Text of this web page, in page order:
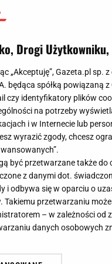
Drogi Użytkowniku,
„Akceptuję”, Gazeta.pl sp.
będąca spółką powiązaną
czy identyfikatory plików
na potrzeby
i w Internecie lub
wyrazić zgody, chcesz
być przetwarzane także
z danymi dot.
i odbywa się w oparciu o
przetwarzaniu
– w zależności od
danych osobowych